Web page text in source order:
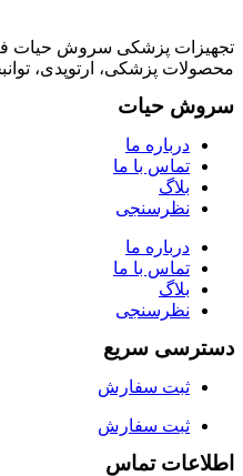
تجهیزات پزشکی سروش حیات
محصولات پزشکی، ارتوپدی،
سروش حیات
درباره ما
تماس با ما
بلاگ
نظرسنجی
درباره ما
تماس با ما
بلاگ
نظرسنجی
دسترسی سریع
ثبت سفارش
ثبت سفارش
اطلاعات تماس